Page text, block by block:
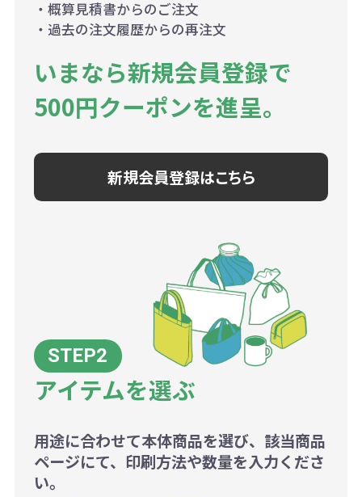
・概算見積書からのご注文
・過去の注文履歴からの再注文
いまなら新規会員登録で
500円クーポンを進呈。
新規会員登録はこちら
アイテムを選ぶ
用途に合わせて本体商品を選び、該当商品
ページにて、印刷方法や数量を入力くださ
い。